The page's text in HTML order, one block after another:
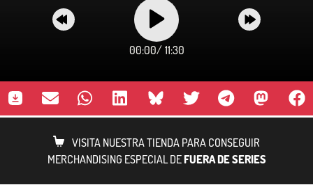
00:00/ 11:30
VISITA NUESTRA TIENDA PARA CONSEGUIR
MERCHANDISING ESPECIAL DEFUERA DE SERIES